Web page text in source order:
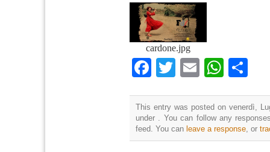
cardone.jpg
Facebook
TwitterEmail
This entry was posted on venerdì,
under . You can follow any
feed. You can leave a response, or